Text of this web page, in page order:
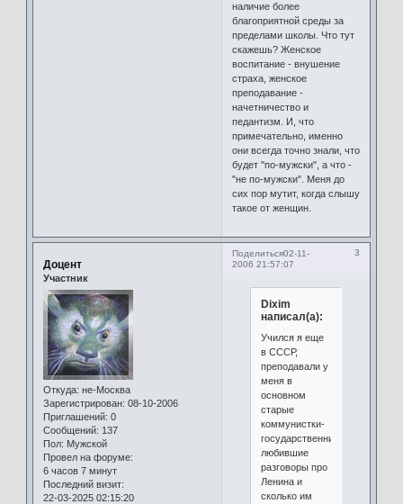
наличие более
благоприятной среды за
пределами школы. Что тут
скажешь? Женское
воспитание - внушение
страха, женское
преподавание -
начетничество и
педантизм. И, что
примечательно, именно
они всегда точно знали, что
будет "по-мужски", а что -
"не по-мужски". Меня до
сих пор мутит, когда слышу
такое от женщин.
Поделиться 3
02-11-
2006 21:57:07
Доцент
Участник
Откуда: не-Москва
Зарегистрирован: 08-10-2006
Приглашений: 0
Сообщений: 137
Пол: Мужской
Провел на форуме:
6 часов 7 минут
Последний визит:
22-03-2025 02:15:20
Dixim
написал(а):
Учился я еще
в СССР,
преподавали у
меня в
основном
старые
коммунистки-
государственницы,
любившие
разговоры про
Ленина и
сколько им